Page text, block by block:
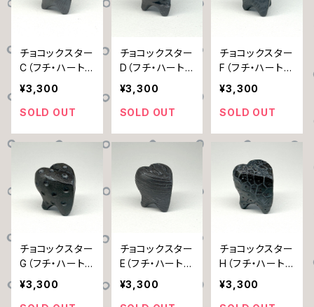
チョコックスター
C（フチ・ハート・
お口）
¥3,300
SOLD OUT
チョコックスター
D（フチ・ハート・
お目目）
¥3,300
SOLD OUT
チョコックスター
F（フチ・ハート・
ぐるぐる）
¥3,300
SOLD OUT
チョコックスター
G（フチ・ハート・
ドット）
¥3,300
チョコックスター
E（フチ・ハート・
お目目）
¥3,300
チョコックスター
H（フチ・ハート・
ボロノイ）
¥3,300